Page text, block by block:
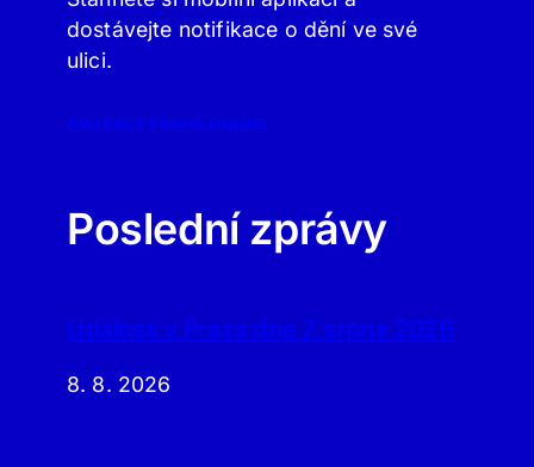
dostávejte notifikace o dění ve své
ulici.
APLIKACE PRAHA.ONLINE
Poslední zprávy
Události v Praze dne 7. srpna 2026
8. 8. 2026